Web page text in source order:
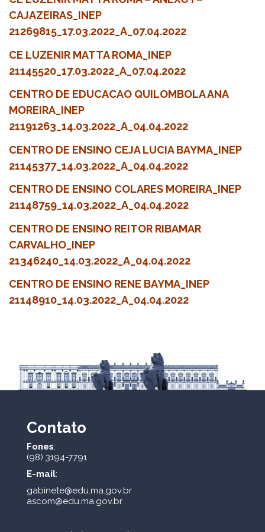
CAJAZEIRAS_INEP
21269815_17.03.2022_A_07.04.2022
CE LUZENIR MATTA ROMA_INEP
21145520_17.03.2022_A_07.04.2022
CENTRO DE EDUCACAO QUILOMBOLA ANA
MOREIRA_INEP
21191263_14.03.2022_A_04.04.2022
CENTRO DE ENSINO CEJA LUCIA BAYMA_INEP
21145377_14.03.2022_A_04.04.2022
CENTRO DE ENSINO COLARES MOREIRA_INEP
21148759_14.03.2022_A_04.04.2022
CENTRO DE ENSINO REITOR RIBAMAR
CARVALHO_INEP
21346240_14.03.2022_A_04.04.2022
CENTRO DE ENSINO RENE BAYMA_INEP
21148910_14.03.2022_A_04.04.2022
Contato
Fones:
(98) 3194-7791
E-mail:
gabinete@edu.ma.gov.br
ascom@edu.ma.gov.br